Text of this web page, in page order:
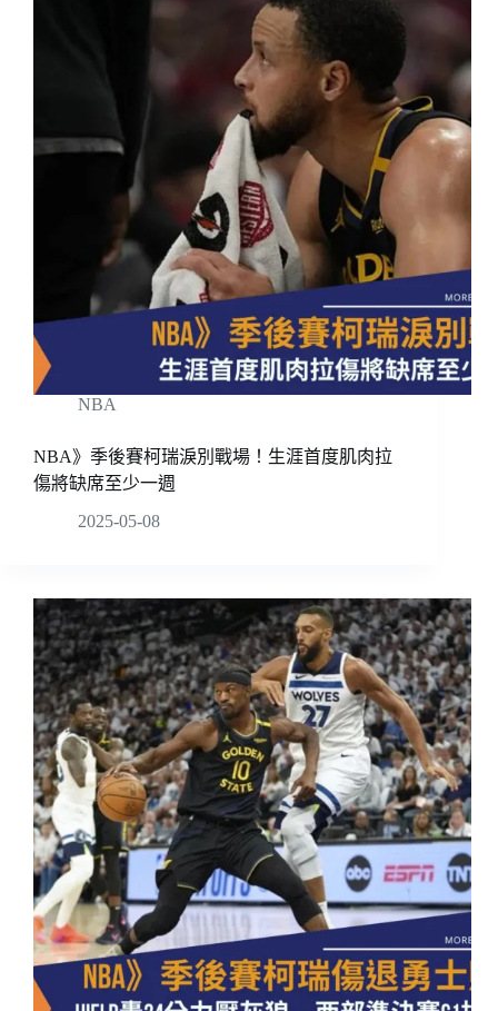
NBA
NBA》季後賽柯瑞淚別戰場！生涯首度肌肉拉
傷將缺席至少一週
2025-05-08